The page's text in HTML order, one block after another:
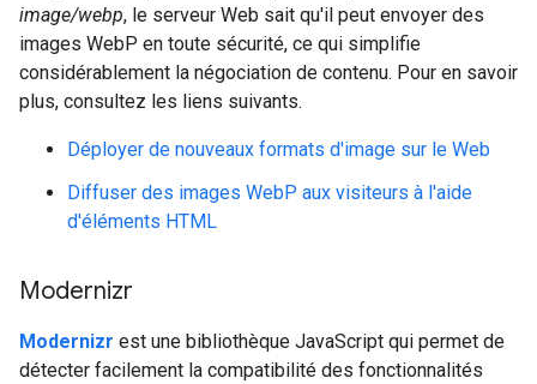
image/webp, le serveur Web sait qu'il peut envoyer des
images WebP en toute sécurité, ce qui simplifie
considérablement la négociation de contenu. Pour en savoir
plus, consultez les liens suivants.
Déployer de nouveaux formats d'image sur le Web
Diffuser des images WebP aux visiteurs à l'aide
d'éléments HTML
Modernizr
Modernizr est une bibliothèque JavaScript qui permet de
détecter facilement la compatibilité des fonctionnalités